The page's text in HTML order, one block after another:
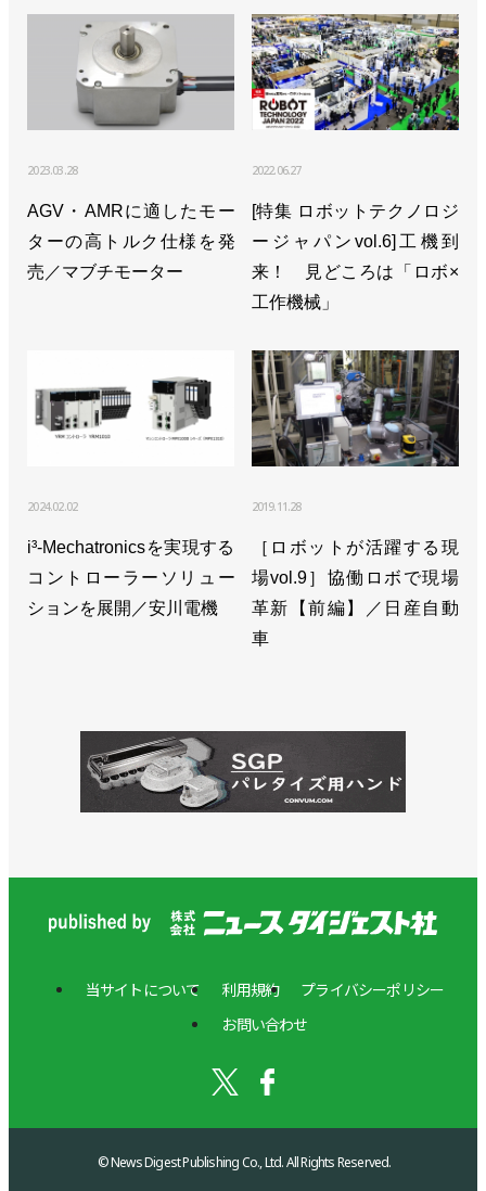
>>ロボットによるPCR検査システムを公開／川崎重
>>協働ロボを使ったシステムで検温を自動化／川崎
>>[人事] 橋本康彦氏が社長に昇格／川崎重工業
>>AIベンチャーの米OSAROと提携／川崎重工業
>>［注目製品PickUp!vol.15］シンプルなシステムで
>>［注目製品PickUp!vol.15］シンプルなシステムで
導入しやすく【前編】／川崎重工業「duAro」
2023.03.28
AGV・AMRに適したモー
ターの高トルク仕様を発
売／マブチモーター
2022.06.27
[特集 ロボットテクノロジ
ージャパンvol.6]工機到
来！ 見どころは「ロボ×
工作機械」
2024.02.02
i³-Mechatronicsを実現する
コントローラーソリュー
ションを展開／安川電機
2019.11.28
［ロボットが活躍する現
場vol.9］協働ロボで現場
革新【前編】／日産自動
車
当サイトについて 利用規約
プライバシーポリシー
お問い合わせ
© News Digest Publishing Co., Ltd. All Rights Reserved.